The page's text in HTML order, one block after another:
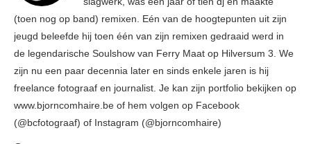
(toen nog op band) remixen. Eén van de hoogtepunten uit zijn
jeugd beleefde hij toen één van zijn remixen gedraaid werd in
de legendarische Soulshow van Ferry Maat op Hilversum 3. We
zijn nu een paar decennia later en sinds enkele jaren is hij
freelance fotograaf en journalist. Je kan zijn portfolio bekijken op
www.bjorncomhaire.be of hem volgen op Facebook
(@bcfotograaf) of Instagram (@bjorncomhaire)